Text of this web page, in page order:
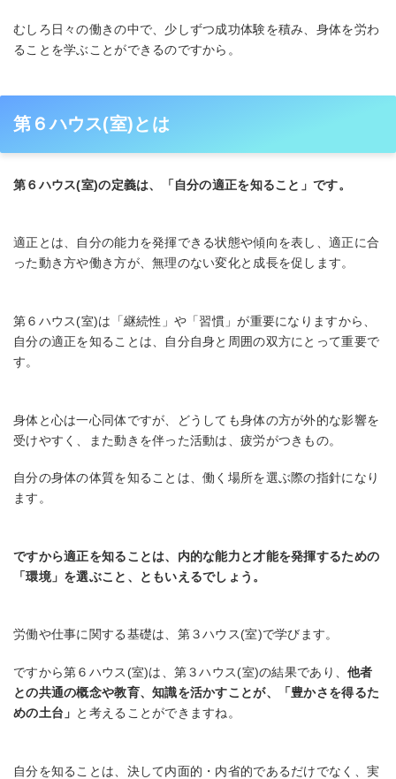
むしろ日々の働きの中で、少しずつ成功体験を積み、身体を労わ
ることを学ぶことができるのですから。
第６ハウス(室)とは
第６ハウス(室)の定義は、「自分の適正を知ること」です。
適正とは、自分の能力を発揮できる状態や傾向を表し、適正に合
った動き方や働き方が、無理のない変化と成長を促します。
第６ハウス(室)は「継続性」や「習慣」が重要になりますから、
自分の適正を知ることは、自分自身と周囲の双方にとって重要で
す。
身体と心は一心同体ですが、どうしても身体の方が外的な影響を
受けやすく、また動きを伴った活動は、疲労がつきもの。
自分の身体の体質を知ることは、働く場所を選ぶ際の指針になり
ます。
ですから適正を知ることは、内的な能力と才能を発揮するための
「環境」を選ぶこと、ともいえるでしょう。
労働や仕事に関する基礎は、第３ハウス(室)で学びます。
ですから第６ハウス(室)は、第３ハウス(室)の結果であり、他者
との共通の概念や教育、知識を活かすことが、「豊かさを得るた
めの土台」 と考えることができますね。
自分を知ることは、決して内面的・内省的であるだけでなく、実